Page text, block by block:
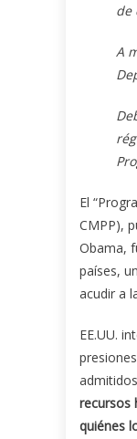
de
A
El
CMPP),
Obama,
países,
acudir a
EE.UU.
recursos
quiénes